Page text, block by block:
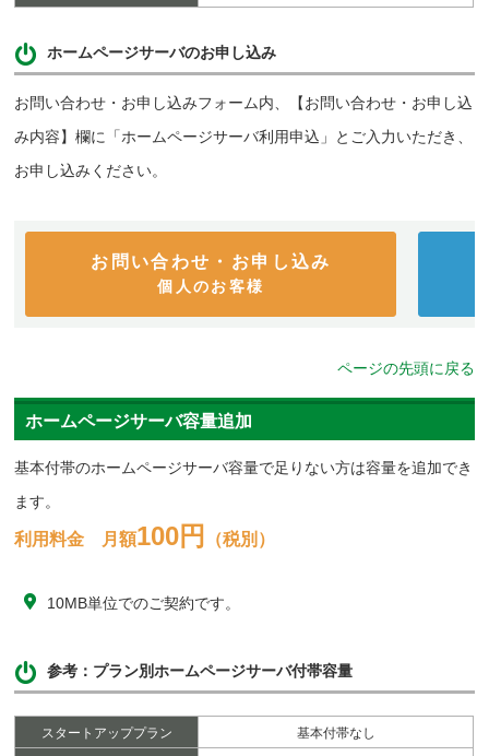
ホームページサーバのお申し込み
お問い合わせ・お申し込みフォーム内、【お問い合わせ・お申し込
み内容】欄に「ホームページサーバ利用申込」とご入力いただき、
お申し込みください。
お問い合わせ・お申し込み
個人のお客様
ページの先頭に戻る
ホームページサーバ容量追加
基本付帯のホームページサーバ容量で足りない方は容量を追加でき
ます。
利用料金 月額100円 （税別）
10MB単位でのご契約です。
参考：プラン別ホームページサーバ付帯容量
スタートアッププラン 基本付帯なし